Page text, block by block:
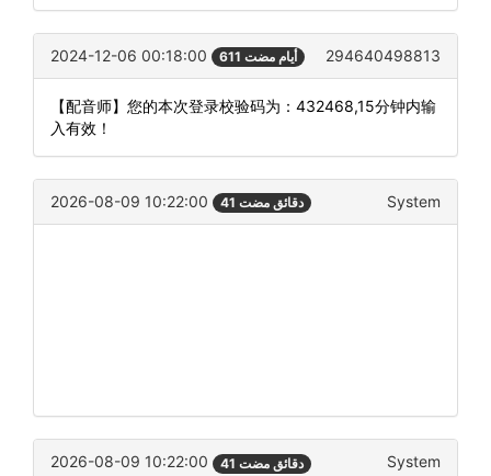
2024-12-06 00:18:00 611 أيام مضت 294640498813
【配音师】您的本次登录校验码为：432468,15分钟内输
入有效！
2026-08-09 10:22:00 41 دقائق مضت System
2026-08-09 10:22:00 41 دقائق مضت System